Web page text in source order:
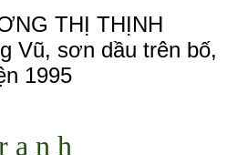
THỊ THỊNH
Vũ, sơn dầu trên bố,
1995
a n h